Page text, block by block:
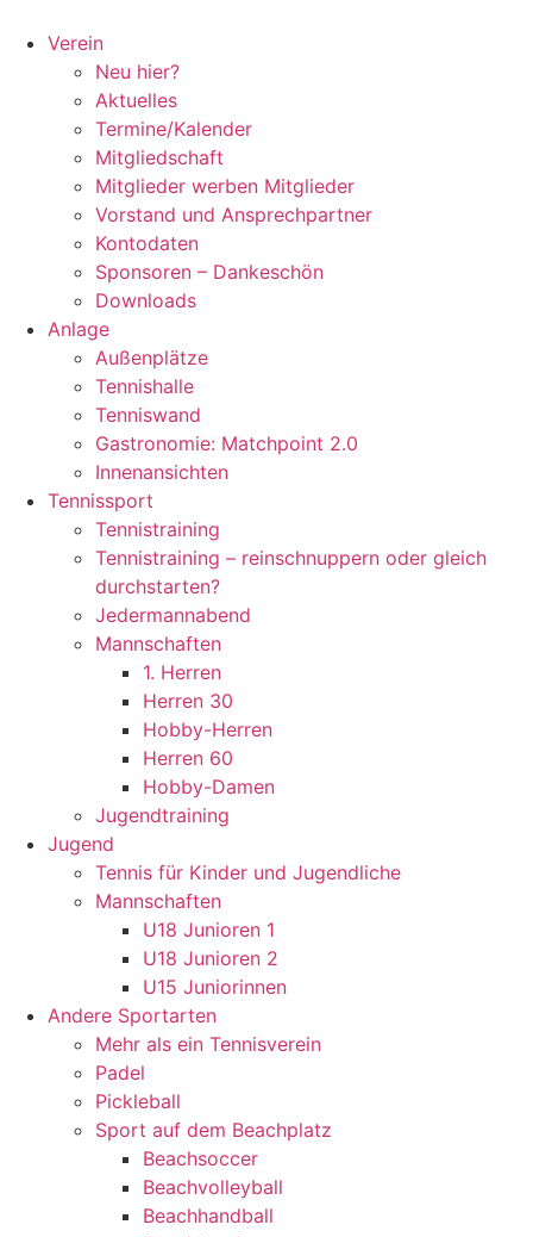
Inhalt
springen
Verein
Neu hier?
Aktuelles
Termine/Kalender
Mitgliedschaft
Mitglieder werben Mitglieder
Vorstand und Ansprechpartner
Kontodaten
Sponsoren – Dankeschön
Downloads
Anlage
Außenplätze
Tennishalle
Tenniswand
Gastronomie: Matchpoint 2.0
Innenansichten
Tennissport
Tennistraining
Tennistraining – reinschnuppern oder gleich
durchstarten?
Jedermannabend
Mannschaften
1. Herren
Herren 30
Hobby-Herren
Herren 60
Hobby-Damen
Jugendtraining
Jugend
Tennis für Kinder und Jugendliche
Mannschaften
U18 Junioren 1
U18 Junioren 2
U15 Juniorinnen
Andere Sportarten
Mehr als ein Tennisverein
Padel
Pickleball
Sport auf dem Beachplatz
Beachsoccer
Beachvolleyball
Beachhandball